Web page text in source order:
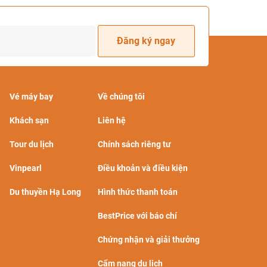
Đăng ký ngay
Vé máy bay
Khách sạn
Tour du lịch
Vinpearl
Du thuyền Hạ Long
Về chúng tôi
Liên hệ
Chính sách riêng tư
Điều khoản và điều kiện
Hình thức thanh toán
BestPrice với báo chí
Chứng nhận và giải thưởng
Cẩm nang du lịch